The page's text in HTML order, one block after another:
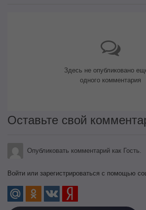
Здесь не опубликовано
одного комментария
Оставьте свой
Опубликовать комментарий как Гость.
Войти или зарегистрироваться с помощью